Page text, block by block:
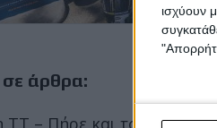
ισχύουν
άρθρα:
TT – Πήρε και τον 2ο